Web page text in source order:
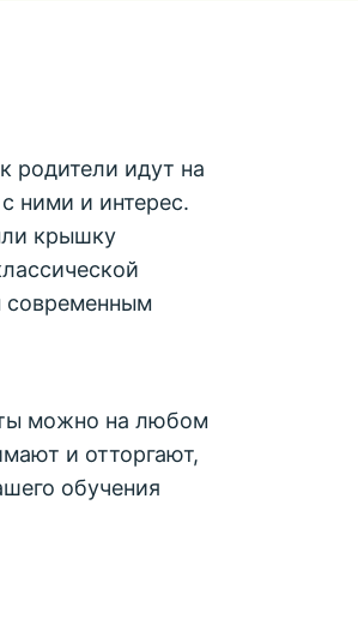
родители идут на
ними и интерес.
крышку
современным
можно на любом
и отторгают,
обучения